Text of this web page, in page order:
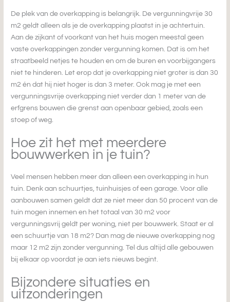
De plek van de overkapping is belangrijk. De vergunningvrije 30
m2 geldt alleen als je de overkapping plaatst in je achtertuin.
Aan de zijkant of voorkant van het huis mogen meestal geen
vaste overkappingen zonder vergunning komen. Dat is om het
straatbeeld netjes te houden en om de buren en voorbijgangers
niet te hinderen. Let erop dat je overkapping niet groter is dan 30
m2 én dat hij niet hoger is dan 3 meter. Ook mag je met een
vergunningsvrije overkapping niet verder dan 1 meter van de
erfgrens bouwen die grenst aan openbaar gebied, zoals een
stoep of weg.
Hoe zit het met meerdere
bouwwerken in je tuin?
Veel mensen hebben meer dan alleen een overkapping in hun
tuin. Denk aan schuurtjes, tuinhuisjes of een garage. Voor alle
aanbouwen samen geldt dat ze niet meer dan 50 procent van de
tuin mogen innemen en het totaal van 30 m2 voor
vergunningsvrij geldt per woning, niet per bouwwerk. Staat er al
een schuurtje van 18 m2? Dan mag de nieuwe overkapping nog
maar 12 m2 zijn zonder vergunning. Tel dus altijd alle gebouwen
bij elkaar op voordat je aan iets nieuws begint.
Bijzondere situaties en
uitzonderingen